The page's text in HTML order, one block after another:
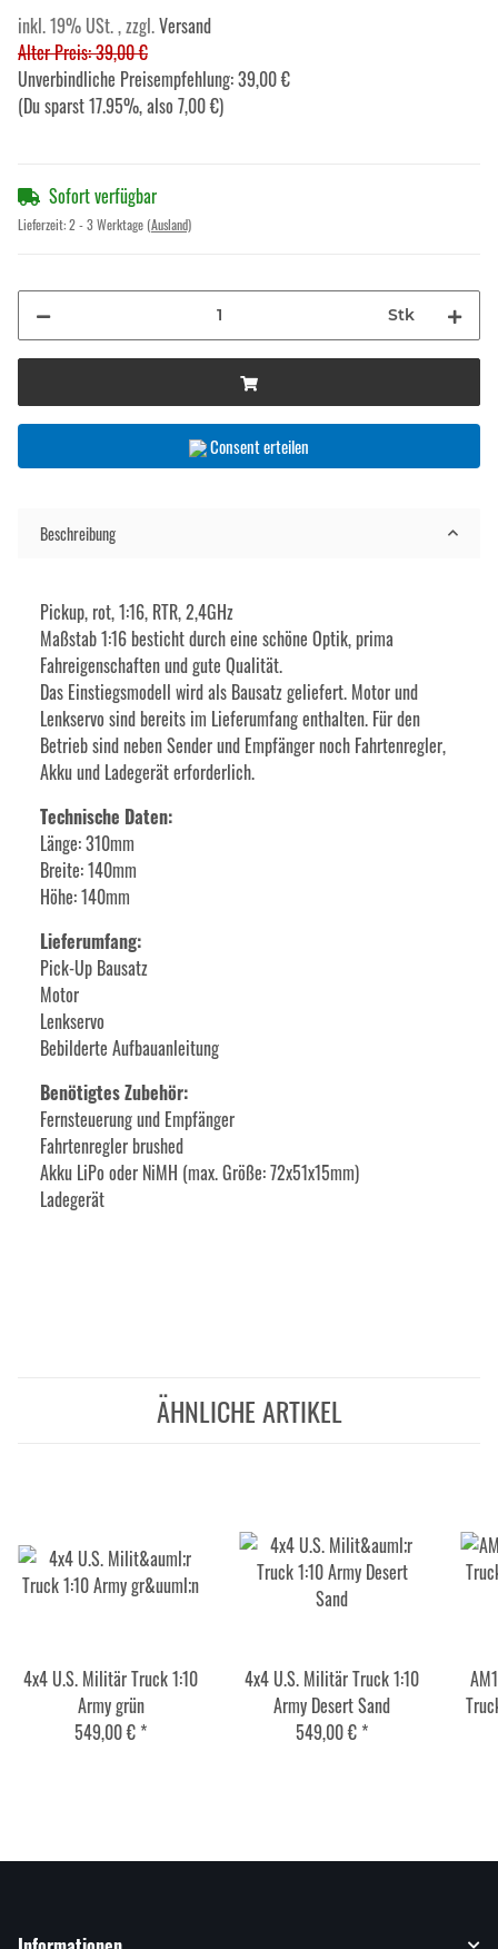
inkl. 19% USt. , zzgl.Versand
Alter Preis: 39,00 €
Unverbindliche Preisempfehlung:39,00 €
(Du sparst17.95%, also 7,00 €)
Sofort verfügbar
Lieferzeit:2 - 3 Werktage (Ausland)
Stk
Consent erteilen
Beschreibung
Pickup, rot, 1:16, RTR, 2,4GHz
Maßstab 1:16 besticht durch eine schöne Optik, prima
Fahreigenschaften und gute Qualität.
Das Einstiegsmodell wird als Bausatz geliefert. Motor und
Lenkservo sind bereits im Lieferumfang enthalten. Für den
Betrieb sind neben Sender und Empfänger noch Fahrtenregler,
Akku und Ladegerät erforderlich.
Technische Daten:
Länge: 310mm
Breite: 140mm
Höhe: 140mm
Lieferumfang:
Pick-Up Bausatz
Motor
Lenkservo
Bebilderte Aufbauanleitung
Benötigtes Zubehör:
Fernsteuerung und Empfänger
Fahrtenregler brushed
Akku LiPo oder NiMH (max. Größe: 72x51x15mm)
Ladegerät
ÄHNLICHE ARTIKEL
4x4 U.S. Militär Truck 1:10
Army grün
549,00 € *
4x4 U.S. Militär Truck 1:10
Army Desert Sand
549,00 € *